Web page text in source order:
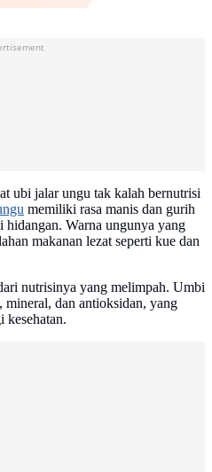
ubi jalar ungu tak kalah bernutrisi
memiliki rasa manis dan gurih
hidangan. Warna ungunya yang
makanan lezat seperti kue dan
nutrisinya yang melimpah. Umbi
mineral, dan antioksidan, yang
kesehatan.